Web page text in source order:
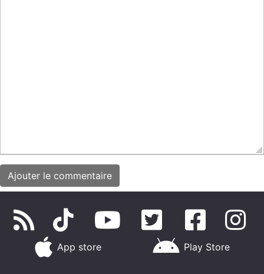
App store Play Store